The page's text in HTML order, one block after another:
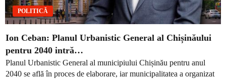
POLITICĂ
Ion Ceban: Planul Urbanistic General al Chișinăului
pentru 2040 intră…
Planul Urbanistic General al municipiului Chișinău pentru anul
2040 se află în proces de elaborare, iar municipalitatea a organizat